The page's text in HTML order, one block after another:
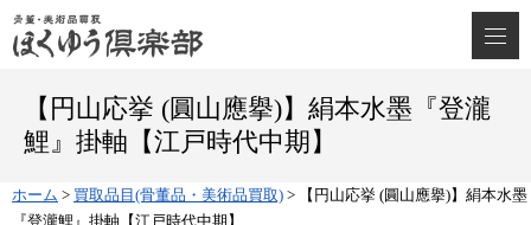
【円山応挙 (圓山應擧)】絹本水墨『登瀧
鯉』掛軸【江戸時代中期】
ホーム > 買取品目(骨董品・美術品買取) >
【円山応挙 (圓山應擧)】絹本水墨
『登瀧鯉』掛軸【江戸時代中期】